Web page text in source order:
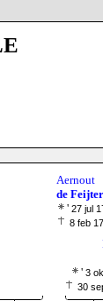
Aernout
de Feijter
' 27 jul
8 feb
' 3
30